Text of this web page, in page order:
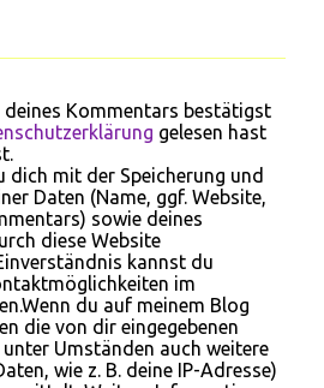
Kommentars bestätigst
gelesen hast
dich mit der Speicherung und
Daten (Name, ggf. Website,
sowie deines
diese Website
kannst du
im
du auf meinem Blog
die von dir eingegebenen
Umständen auch weitere
wie z. B. deine IP-Adresse)